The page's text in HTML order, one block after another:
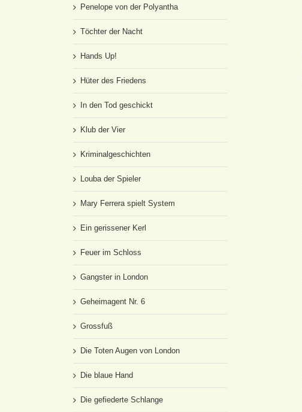
Penelope von der Polyantha
Töchter der Nacht
Hands Up!
Hüter des Friedens
In den Tod geschickt
Klub der Vier
Kriminalgeschichten
Louba der Spieler
Mary Ferrera spielt System
Ein gerissener Kerl
Feuer im Schloss
Gangster in London
Geheimagent Nr. 6
Grossfuß
Die Toten Augen von London
Die blaue Hand
Die gefiederte Schlange